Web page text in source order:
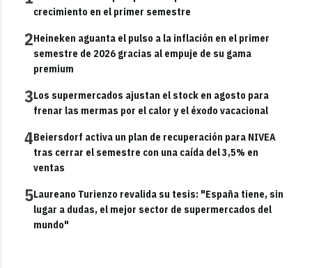
crecimiento en el primer semestre
2Heineken aguanta el pulso a la inflación en el primer
semestre de 2026 gracias al empuje de su gama
premium
3Los supermercados ajustan el stock en agosto para
frenar las mermas por el calor y el éxodo vacacional
4Beiersdorf activa un plan de recuperación para NIVEA
tras cerrar el semestre con una caída del 3,5% en
ventas
5Laureano Turienzo revalida su tesis: "España tiene, sin
lugar a dudas, el mejor sector de supermercados del
mundo"